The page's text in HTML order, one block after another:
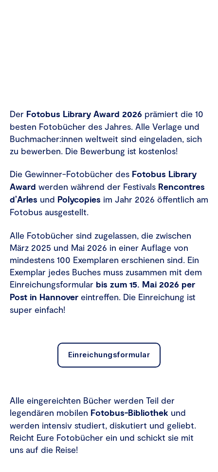
Der Fotobus Library Award 2026 prämiert die 10
besten Fotobücher des Jahres. Alle Verlage und
Buchmacher:innen weltweit sind eingeladen, sich
zu bewerben. Die Bewerbung ist kostenlos!
Die Gewinner-Fotobücher des Fotobus Library
Award werden während der Festivals Rencontres
d’Arles und Polycopies im Jahr 2026 öffentlich am
Fotobus ausgestellt.
Alle Fotobücher sind zugelassen, die zwischen
März 2025 und Mai 2026 in einer Auflage von
mindestens 100 Exemplaren erschienen sind. Ein
Exemplar jedes Buches muss zusammen mit dem
Einreichungsformular bis zum 15. Mai 2026 per
Post in Hannover eintreffen. Die Einreichung ist
super einfach!
Einreichungsformular
Alle eingereichten Bücher werden Teil der
legendären mobilen Fotobus-Bibliothek und
werden intensiv studiert, diskutiert und geliebt.
Reicht Eure Fotobücher ein und schickt sie mit
uns auf die Reise!